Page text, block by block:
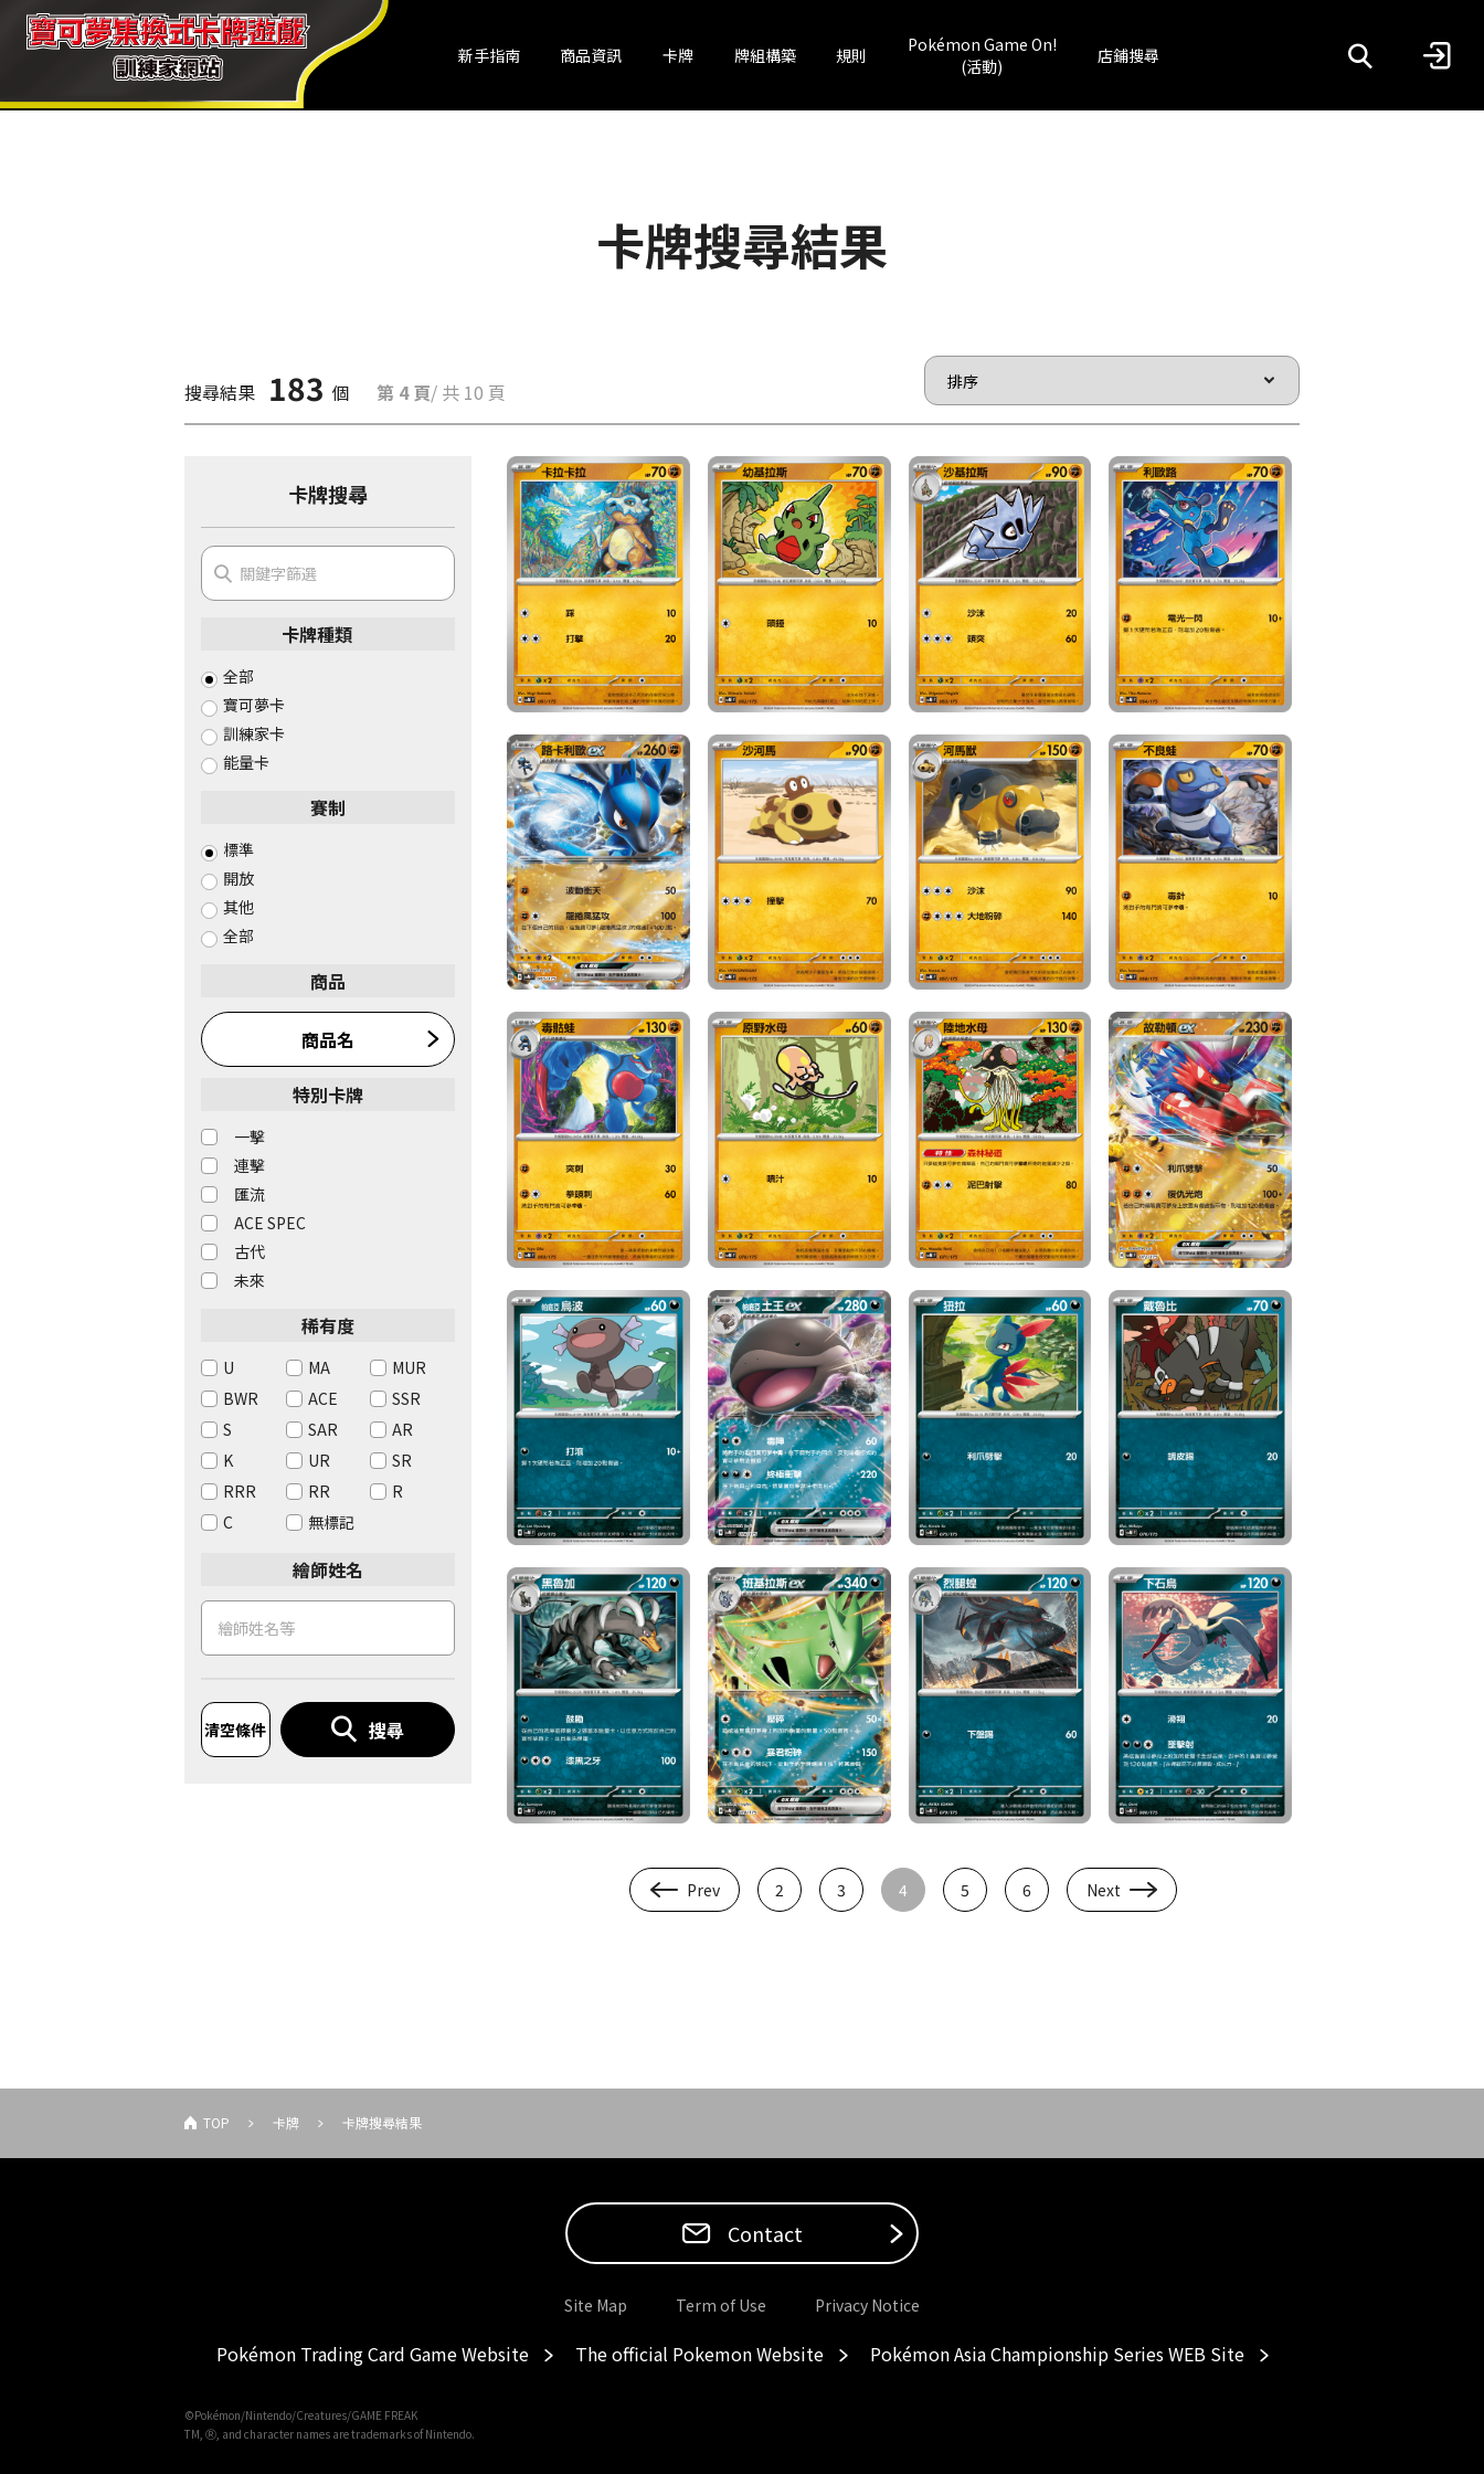
新手指南 商品資訊 卡牌 牌組構築 規則
Pokémon Game On!
(活動)
店鋪搜尋
卡牌搜尋結果
搜尋結果 183 個 第 4 頁/ 共 10 頁
卡牌搜尋
卡牌種類
全部
寶可夢卡
訓練家卡
能量卡
賽制
標準
開放
其他
全部
商品
商品名
特別卡牌
一擊
連擊
匯流
ACE SPEC
古代
未來
稀有度
U MA
MUR
BWR
ACE
SSR
S
SAR
AR
K
UR
SR
RRR
RR
R
C
無標記
繪師姓名
清空條件 搜尋
Prev 2 3 4 5 6 Next
TOP 卡牌 卡牌搜尋結果
Contact
Site Map Term of Use Privacy Notice
Pokémon Trading Card Game Website The official Pokemon Website Pokémon Asia Championship Series WEB Site
©Pokémon/Nintendo/Creatures/GAME FREAK
TM, Ⓡ, and character names are trademarks of Nintendo.